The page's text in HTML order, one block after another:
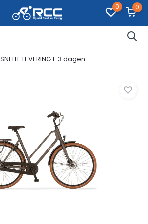
0 0
SNELLE LEVERING 1-3 dagen